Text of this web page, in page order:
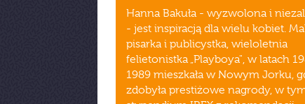
Hanna Bakuła - wyzwolona i
- jest inspiracją dla wielu kobiet.
pisarka i publicystka, wieloletnia
felietonistka „Playboya", w latach
1989 mieszkała w Nowym Jorku,
zdobyła prestiżowe nagrody, w